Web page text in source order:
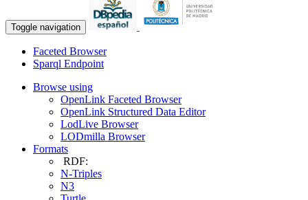
Toggle navigation
Faceted Browser
Sparql Endpoint
Browse using
OpenLink Faceted Browser
OpenLink Structured Data Editor
LodLive Browser
LODmilla Browser
Formats
RDF:
N-Triples
N3